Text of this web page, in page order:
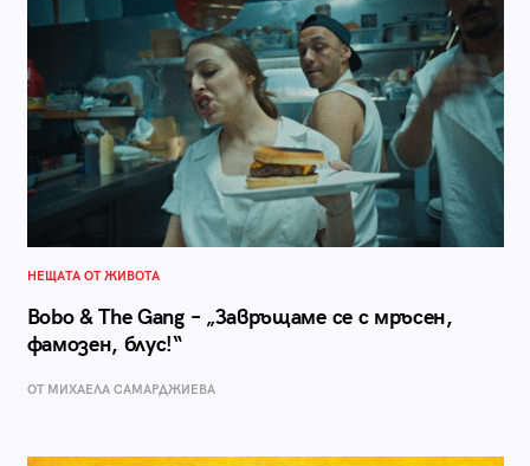
НЕЩАТА ОТ ЖИВОТА
Bobo & The Gang – „Завръщаме се с мръсен,
фамозен, блус!“
ОТ МИХАЕЛА САМАРДЖИЕВА